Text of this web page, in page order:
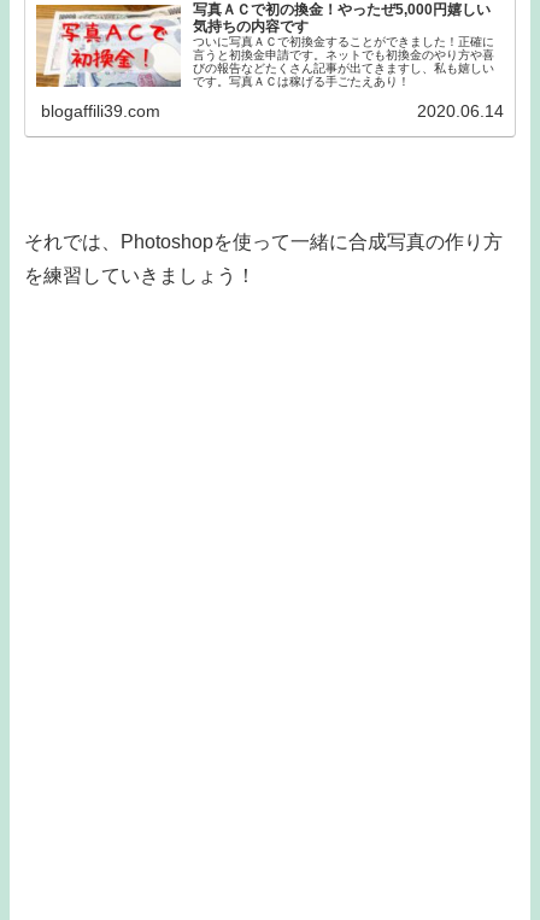
写真ＡＣで初の換金！やったぜ5,000円嬉しい
気持ちの内容です
ついに写真ＡＣで初換金することができました！正確に
言うと初換金申請です。ネットでも初換金のやり方や喜
びの報告などたくさん記事が出てきますし、私も嬉しい
です。写真ＡＣは稼げる手ごたえあり！
blogaffili39.com 2020.06.14
それでは、Photoshopを使って一緒に合成写真の作り方
を練習していきましょう！